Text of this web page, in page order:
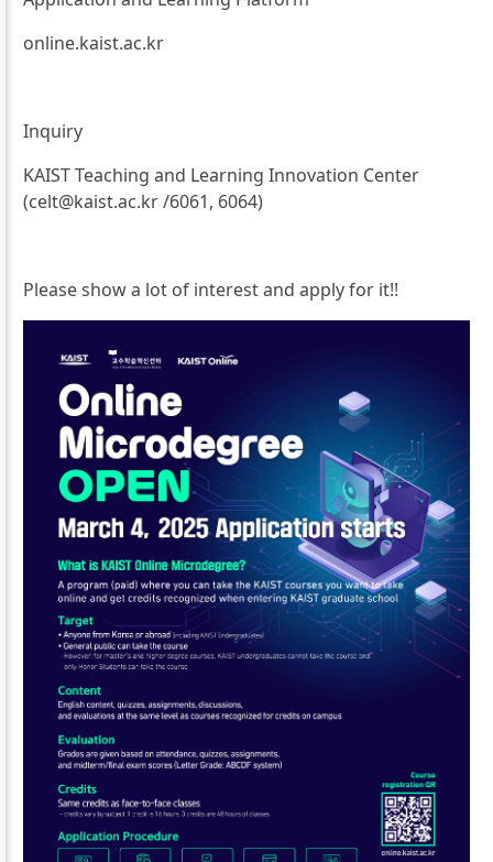
online.kaist.ac.kr
Inquiry
KAIST Teaching and Learning Innovation Center
(celt@kaist.ac.kr /6061, 6064)
Please show a lot of interest and apply for it!!